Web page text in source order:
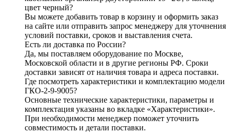
цвет черный?
Вы можете добавить товар в корзину и оформить заказ
на сайте или отправить запрос менеджеру для уточнения
условий поставки, сроков и выставления счета.
Есть ли доставка по России?
Да, мы поставляем оборудование по Москве,
Московской области и в другие регионы РФ. Сроки
доставки зависят от наличия товара и адреса поставки.
Где посмотреть характеристики и комплектацию модели
ГКО-2-9-9005?
Основные технические характеристики, параметры и
комплектация указаны во вкладке «Характеристики».
При необходимости менеджер поможет уточнить
совместимость и детали поставки.